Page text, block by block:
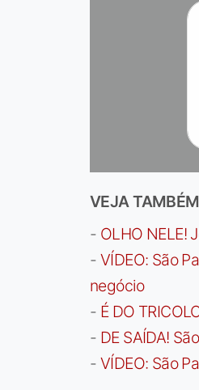
VEJA TAMBÉM
- OLHO NELE!
- VÍDEO: São
negócio
- É DO
- DE SAÍDA!
- VÍDEO: São